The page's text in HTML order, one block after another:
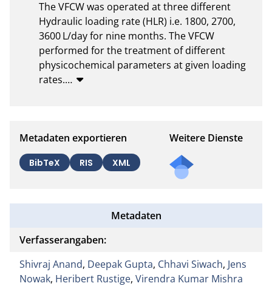
The VFCW was operated at three different
Hydraulic loading rate (HLR) i.e. 1800, 2700,
3600 L/day for nine months. The VFCW
performed for the treatment of different
physicochemical parameters at given loading
rates.…
Metadaten exportieren
BibTeX RIS XML
Weitere Dienste
Metadaten
Verfasserangaben:
Shivraj Anand, Deepak Gupta, Chhavi Siwach, Jens
Nowak, Heribert Rustige, Virendra Kumar Mishra